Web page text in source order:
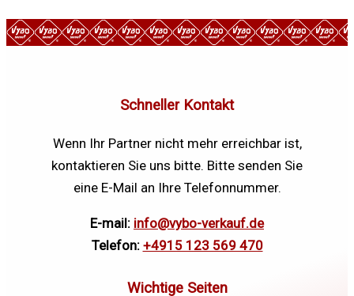
Schneller Kontakt
Wenn Ihr Partner nicht mehr erreichbar ist,
kontaktieren Sie uns bitte. Bitte senden Sie
eine E-Mail an Ihre Telefonnummer.
E-mail: info@vybo-verkauf.de
Telefon: +4915 123 569 470